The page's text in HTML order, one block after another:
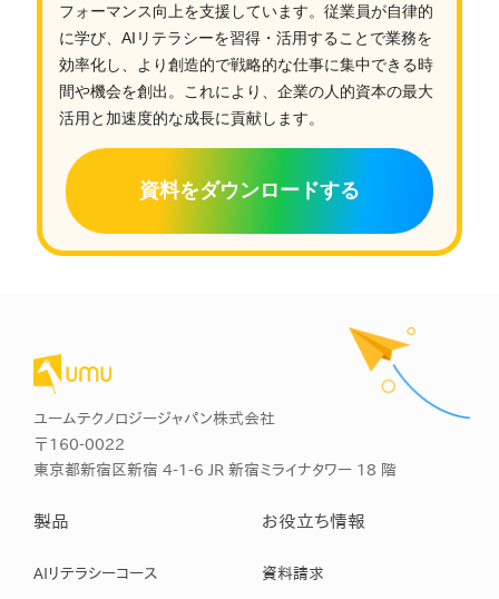
フォーマンス向上を支援しています。従業員が自律的
に学び、AIリテラシーを習得・活用することで業務を
効率化し、より創造的で戦略的な仕事に集中できる時
間や機会を創出。これにより、企業の人的資本の最大
活用と加速度的な成長に貢献します。
資料をダウンロードする
ユームテクノロジージャパン株式会社
〒160-0022
東京都新宿区新宿 4-1-6 JR 新宿ミライナタワー 18 階
製品
AIリテラシーコース
お役立ち情報
資料請求